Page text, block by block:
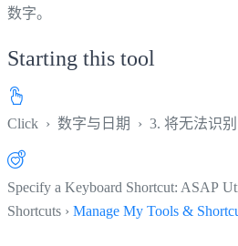
数字。
Starting this tool
Click › 数字与日期 › 3. 将无法识
Specify a Keyboard Shortcut: ASAP
Shortcuts › Manage My Tools &